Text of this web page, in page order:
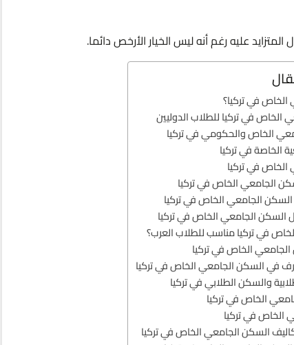
عليه رغم أنه ليس الخيار الأرخص دائما.
في تركيا؟
في تركيا للطلاب الدوليين
الخاص والحكومي في تركيا
الخاصة في تركيا
في تركيا
الجامعي الخاص في تركيا
السكن الجامعي الخاص في تركيا
السكن الجامعي الخاص في تركيا
في تركيا مناسب للطلاب العرب؟
الخاص في تركيا
في السكن الجامعي الخاص في تركيا
والسكن الطلابي في تركيا
الخاص في تركيا
الخاص في تركيا
السكن الجامعي الخاص في تركيا